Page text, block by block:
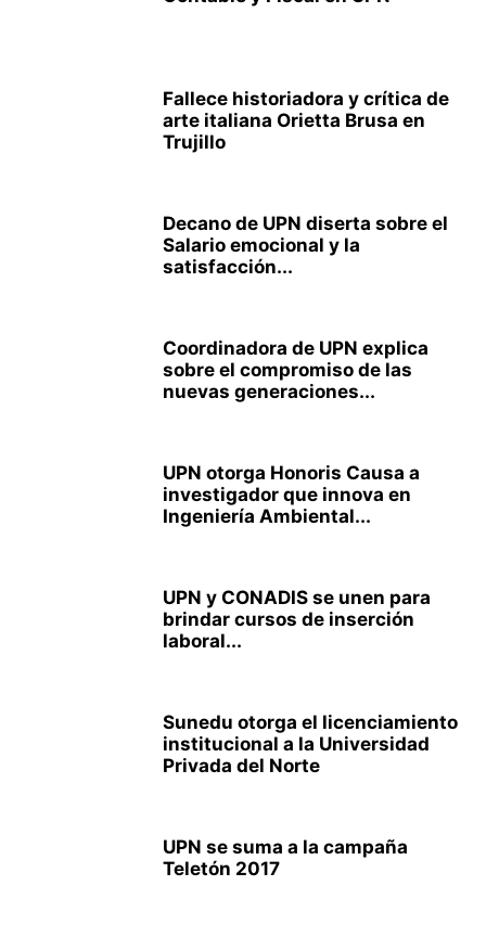
Fallece historiadora y crítica de
arte italiana Orietta Brusa en
Trujillo
Decano de UPN diserta sobre el
Salario emocional y la
satisfacción...
Coordinadora de UPN explica
sobre el compromiso de las
nuevas generaciones...
UPN otorga Honoris Causa a
investigador que innova en
Ingeniería Ambiental...
UPN y CONADIS se unen para
brindar cursos de inserción
laboral...
Sunedu otorga el licenciamiento
institucional a la Universidad
Privada del Norte
UPN se suma a la campaña
Teletón 2017